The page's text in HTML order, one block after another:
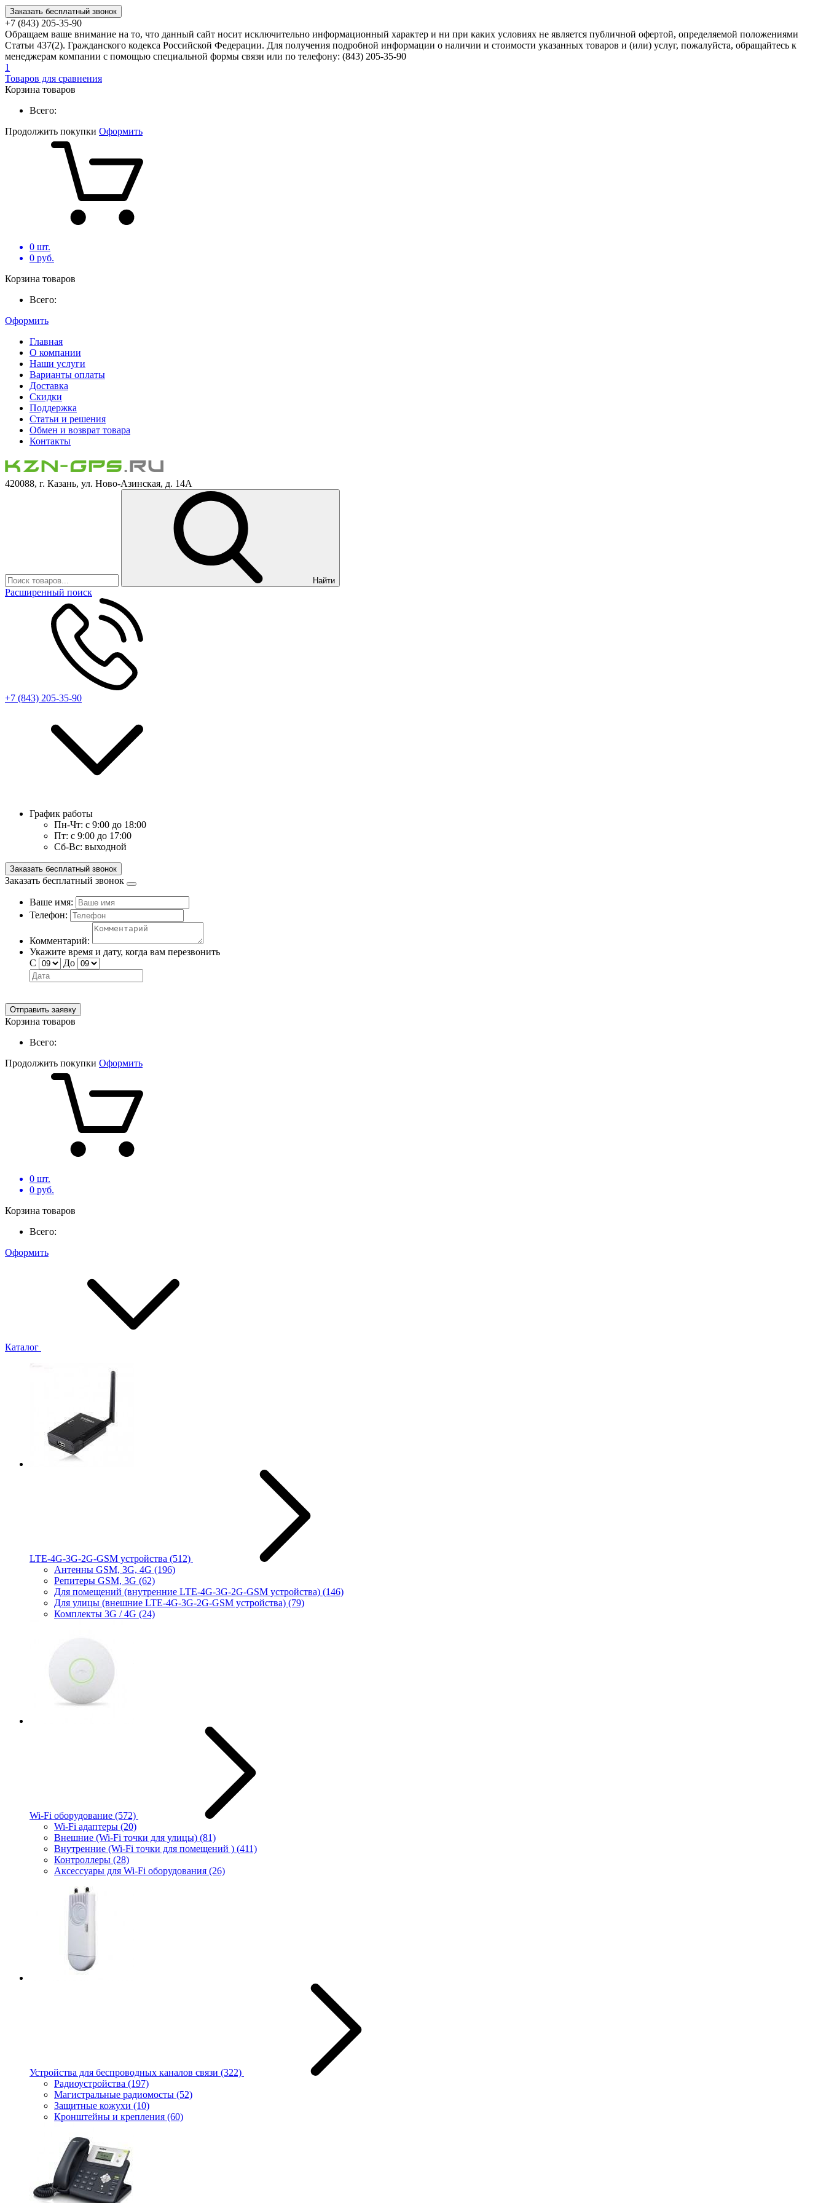
Заказать бесплатный звонок
+7 (843) 205-35-90
Обращаем ваше внимание на то, что данный сайт носит исключительно информационный характер и ни при каких условиях не является публичной офертой, определяемой положениями
Статьи 437(2). Гражданского кодекса Российской Федерации. Для получения подробной информации о наличии и стоимости указанных товаров и (или) услуг, пожалуйста, обращайтесь к
менеджерам компании с помощью специальной формы связи или по телефону: (843) 205-35-90
1
Товаров для сравнения
Корзина товаров
Всего:
Продолжить покупки Оформить
0 шт.
0 руб.
Корзина товаров
Всего:
Оформить
Главная
О компании
Наши услуги
Варианты оплаты
Доставка
Скидки
Поддержка
Статьи и решения
Обмен и возврат товара
Контакты
420088, г. Казань, ул. Ново-Азинская, д. 14А
Найти
Расширенный поиск
+7 (843) 205-35-90
График работы
Пн-Чт: с 9:00 до 18:00
Пт: с 9:00 до 17:00
Сб-Вс: выходной
Заказать бесплатный звонок
Заказать бесплатный звонок
Ваше имя:
Телефон:
Комментарий:
Укажите время и дату, когда вам перезвонить
С
До
Отправить заявку
Корзина товаров
Всего:
Продолжить покупки Оформить
0 шт.
0 руб.
Корзина товаров
Всего:
Оформить
Каталог
LTE-4G-3G-2G-GSM устройства (512)
Антенны GSM, 3G, 4G (196)
Репитеры GSM, 3G (62)
Для помещений (внутренние LTE-4G-3G-2G-GSM устройства) (146)
Для улицы (внешние LTE-4G-3G-2G-GSM устройства) (79)
Комплекты 3G / 4G (24)
Wi-Fi оборудование (572)
Wi-Fi адаптеры (20)
Внешние (Wi-Fi точки для улицы) (81)
Внутренние (Wi-Fi точки для помещений ) (411)
Контроллеры (28)
Аксессуары для Wi-Fi оборудования (26)
Устройства для беспроводных каналов связи (322)
Радиоустройства (197)
Магистральные радиомосты (52)
Защитные кожухи (10)
Кронштейны и крепления (60)